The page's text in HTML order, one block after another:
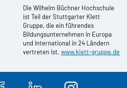
Die Wilhelm Büchner Hochschule
ist Teil der Stuttgarter Klett
Gruppe, die ein führendes
Bildungsunternehmen in Europa
und international in 24 Ländern
vertreten ist.www.klett-gruppe.de